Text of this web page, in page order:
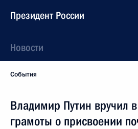
Президент России
Новости
События
Владимир Путин вручил
грамоты о присвоении